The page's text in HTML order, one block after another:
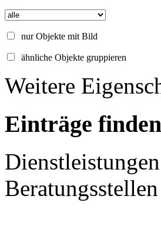
nur Objekte mit Bild
ähnliche Objekte gruppieren
Weitere
Einträge